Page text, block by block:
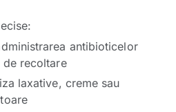
antibioticelor
de recoltare
laxative, creme sau